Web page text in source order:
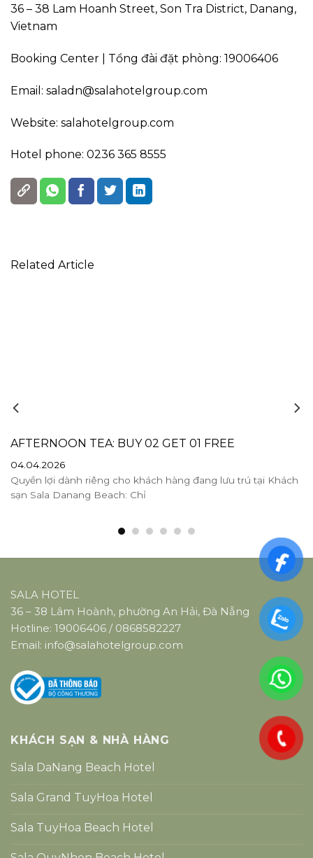
36 – 38 Lam Hoanh Street, Son Tra District, Danang,
Vietnam
Booking Center | Tổng đài đặt phòng: 19006406
Email: saladn@salahotelgroup.com
Website: salahotelgroup.com
Hotel phone: 0236 365 8555
Related Article
AFTERNOON TEA: BUY 02 GET 01 FREE
04.04.2026
Quyền lợi dành riêng cho khách hàng đang lưu trú tại Khách
sạn Sala Danang Beach: Chỉ
SALA HOTEL
36 – 38 Lâm Hoành, phường An Hải, Đà Nẵng
Hotline: 19006406 / 0868582227
Email: info@salahotelgroup.com
KHÁCH SẠN & NHÀ HÀNG
Sala DaNang Beach Hotel
Sala Grand TuyHoa Hotel
Sala TuyHoa Beach Hotel